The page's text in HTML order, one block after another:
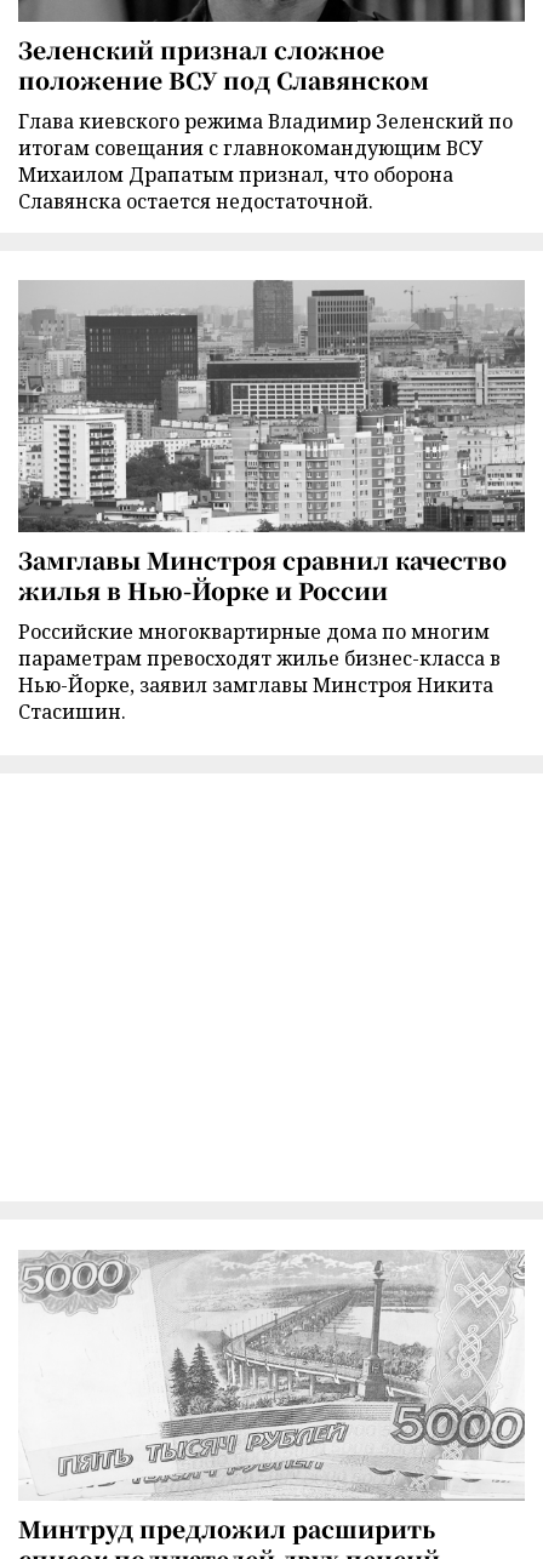
Зеленский признал сложное
положение ВСУ под Славянском
Глава киевского режима Владимир Зеленский по
итогам совещания с главнокомандующим ВСУ
Михаилом Драпатым признал, что оборона
Славянска остается недостаточной.
Замглавы Минстроя сравнил качество
жилья в Нью-Йорке и России
Российские многоквартирные дома по многим
параметрам превосходят жилье бизнес-класса в
Нью-Йорке, заявил замглавы Минстроя Никита
Стасишин.
Минтруд предложил расширить